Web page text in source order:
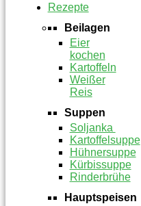
Rezepte
Beilagen
Eier
kochen
Kartoffeln
Weißer
Reis
Suppen
Soljanka
Kartoffelsuppe
Hühnersuppe
Kürbissuppe
Rinderbrühe
Hauptspeisen